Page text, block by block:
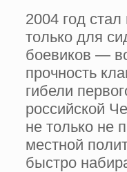
2004 год
только для
боевиков —
прочность
гибели
российской
не только не
местной
быстро